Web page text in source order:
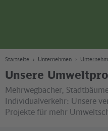
Startseite Unternehmen
Unsere
Mehrwegbacher,
Individualverkehr: Unsere
Projekte für mehr